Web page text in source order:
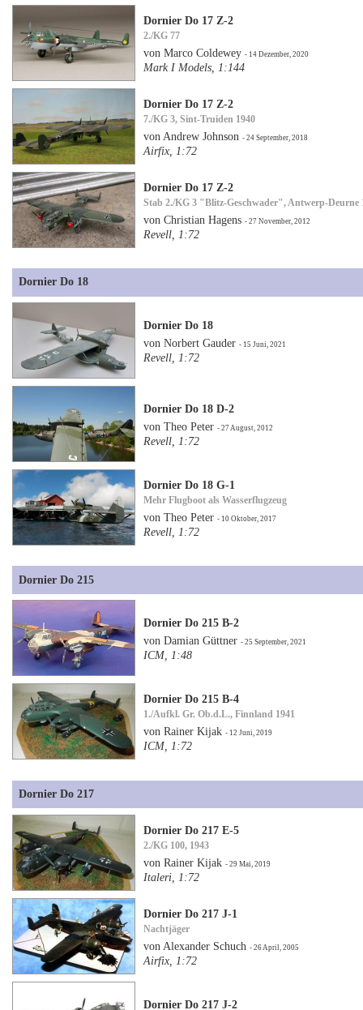
Dornier Do 17 Z-2
2./KG 77
von Marco Coldewey- 14 Dezember, 2020
Mark I Models, 1:144
Dornier Do 17 Z-2
7./KG 3, Sint-Truiden 1940
von Andrew Johnson- 24 September, 2018
Airfix, 1:72
Dornier Do 17 Z-2
Stab 2./KG 3 "Blitz-Geschwader", Antwerp-Deurne
von Christian Hagens- 27 November, 2012
Revell, 1:72
Dornier Do 18
Dornier Do 18
von Norbert Gauder- 15 Juni, 2021
Revell, 1:72
Dornier Do 18 D-2
von Theo Peter- 27 August, 2012
Revell, 1:72
Dornier Do 18 G-1
Mehr Flugboot als Wasserflugzeug
von Theo Peter- 10 Oktober, 2017
Revell, 1:72
Dornier Do 215
Dornier Do 215 B-2
von Damian Güttner- 25 September, 2021
ICM, 1:48
Dornier Do 215 B-4
1./Aufkl. Gr. Ob.d.L., Finnland 1941
von Rainer Kijak- 12 Juni, 2019
ICM, 1:72
Dornier Do 217
Dornier Do 217 E-5
2./KG 100, 1943
von Rainer Kijak- 29 Mai, 2019
Italeri, 1:72
Dornier Do 217 J-1
Nachtjäger
von Alexander Schuch- 26 April, 2005
Airfix, 1:72
Dornier Do 217 J-2